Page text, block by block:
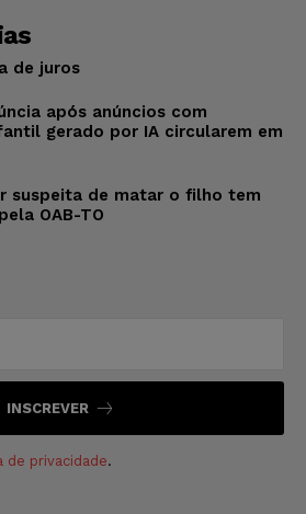
de juros
após anúncios com
gerado por IA circularem em
suspeita de matar o filho tem
OAB-TO
INSCREVER
de privacidade.